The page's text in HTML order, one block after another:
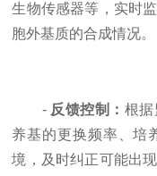
生物传感器等，实时
胞外基质的合成情况。
-反馈控制： 根
养基的更换频率、培
境，及时纠正可能出